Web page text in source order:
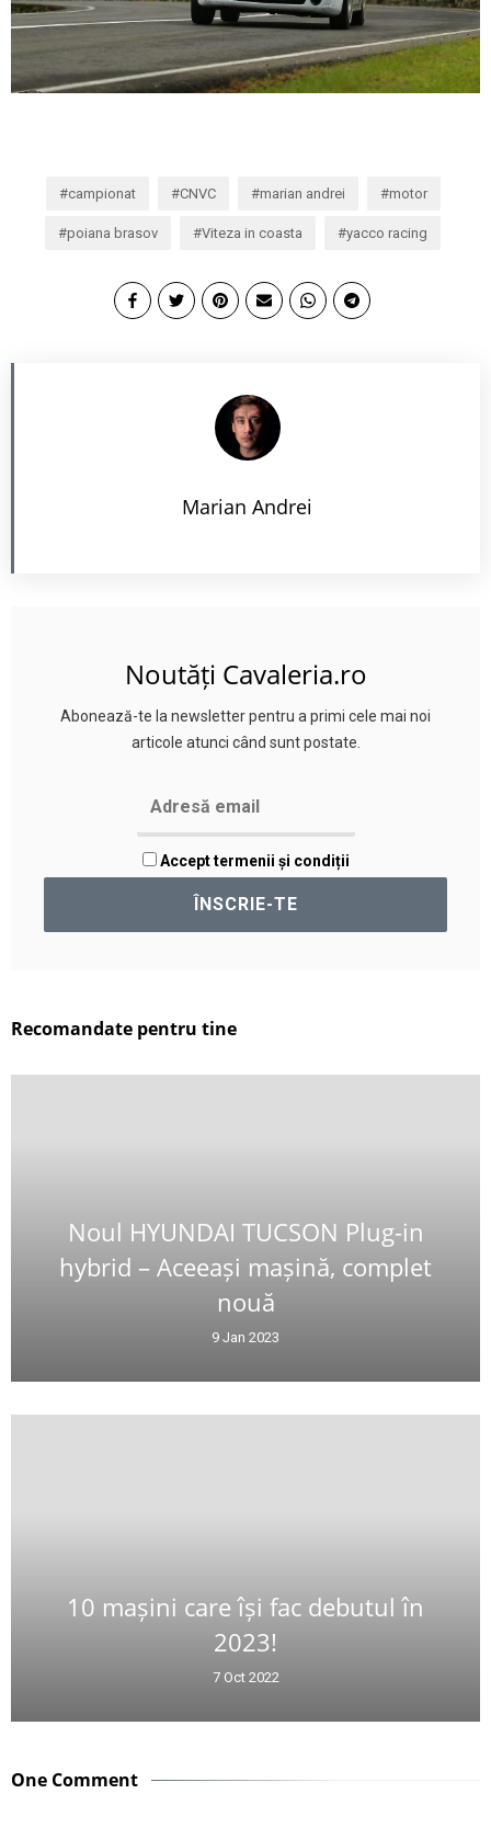
campionat CNVC marian andrei motor
poiana brasov Viteza in coasta yacco racing
Marian Andrei
Noutăți Cavaleria.ro
Abonează-te la newsletter pentru a primi cele mai noi
articole atunci când sunt postate.
Accept termenii și condiții
Recomandate pentru tine
Noul HYUNDAI TUCSON Plug-in
hybrid – Aceeași mașină, complet
nouă
9 Jan 2023
10 mașini care își fac debutul în
2023!
7 Oct 2022
One Comment